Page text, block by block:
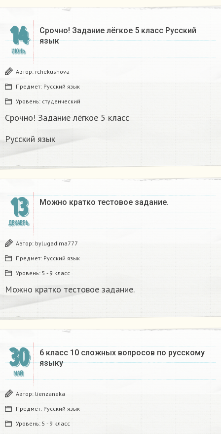
14
ИЮНЬ
Срочно! Задание лёгкое 5 класс Русский
язык
Автор: rchekushova
Предмет: Русский язык
Уровень: студенческий
Срочно! Задание лёгкое 5 класс
Русский язык
13
ДЕКАБРЬ
Можно кратко тестовое задание.
Автор: bylugadima777
Предмет: Русский язык
Уровень: 5 - 9 класс
Можно кратко тестовое задание.
30
МАЙ
6 класс 10 сложных вопросов по русскому
языку
Автор: lienzaneka
Предмет: Русский язык
Уровень: 5 - 9 класс